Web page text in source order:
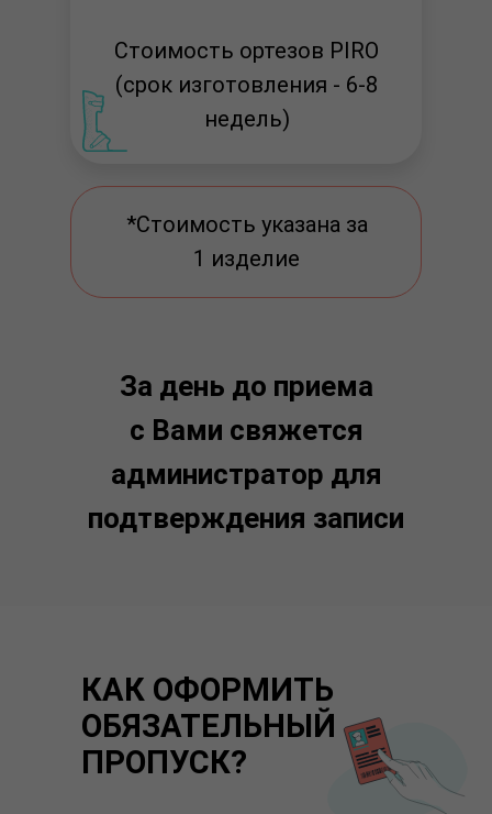
Стоимость ортезов PIRO
(срок изготовления - 6-8
недель)
*Стоимость указана за
1 изделие
За день до приема
с Вами свяжется
администратор для
подтверждения записи
КАК ОФОРМИТЬ
ОБЯЗАТЕЛЬНЫЙ
ПРОПУСК?